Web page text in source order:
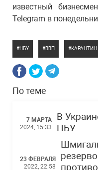
известный
Telegram в
НБУ ВВП КАРАНТИН
По теме
7 МАРТА
2024, 15:33
В
НБУ
23 ФЕВРАЛЯ
2022, 22:58